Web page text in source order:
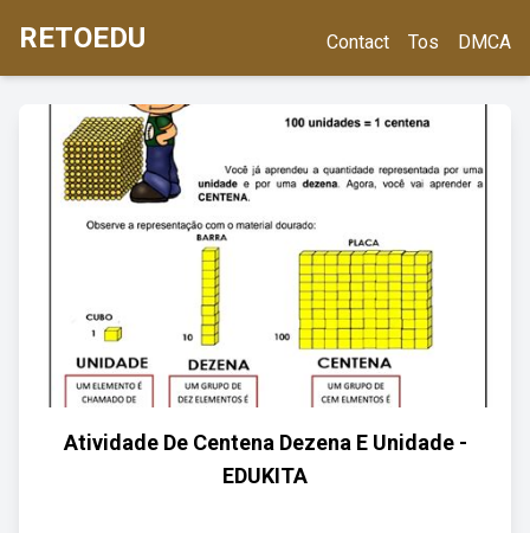
RETOEDU Contact Tos DMCA
Atividade De Centena Dezena E Unidade -
EDUKITA